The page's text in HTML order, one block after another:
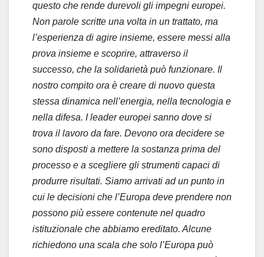
questo che rende durevoli gli impegni europei.
Non parole scritte una volta in un trattato, ma
l’esperienza di agire insieme, essere messi alla
prova insieme e scoprire, attraverso il
successo, che la solidarietà può funzionare. Il
nostro compito ora è creare di nuovo questa
stessa dinamica nell’energia, nella tecnologia e
nella difesa. I leader europei sanno dove si
trova il lavoro da fare. Devono ora decidere se
sono disposti a mettere la sostanza prima del
processo e a scegliere gli strumenti capaci di
produrre risultati. Siamo arrivati ad un punto in
cui le decisioni che l’Europa deve prendere non
possono più essere contenute nel quadro
istituzionale che abbiamo ereditato. Alcune
richiedono una scala che solo l’Europa può